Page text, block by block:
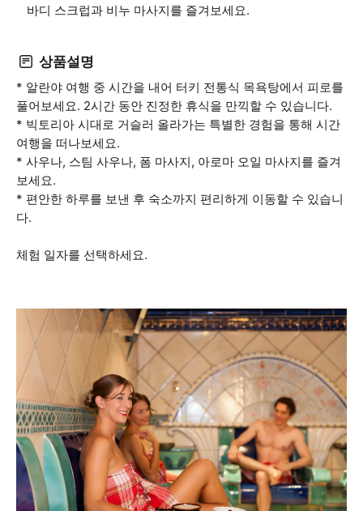
바디 스크럽과 비누 마사지를 즐겨보세요.
상품설명
* 알란야 여행 중 시간을 내어 터키 전통식 목욕탕에서 피로를
풀어보세요. 2시간 동안 진정한 휴식을 만끽할 수 있습니다.
* 빅토리아 시대로 거슬러 올라가는 특별한 경험을 통해 시간
여행을 떠나보세요.
* 사우나, 스팀 사우나, 폼 마사지, 아로마 오일 마사지를 즐겨
보세요.
* 편안한 하루를 보낸 후 숙소까지 편리하게 이동할 수 있습니
다.
체험 일자를 선택하세요.